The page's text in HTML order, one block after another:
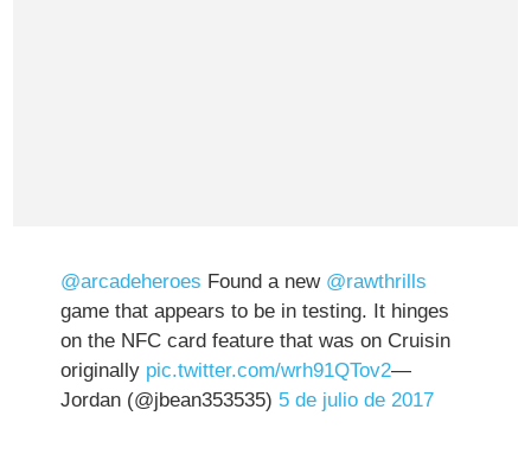
@arcadeheroes Found a new @rawthrills
game that appears to be in testing. It hinges
on the NFC card feature that was on Cruisin
originally pic.twitter.com/wrh91QTov2—
Jordan (@jbean353535) 5 de julio de 2017